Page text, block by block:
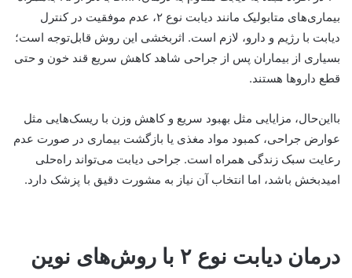
بیماری‌های متابولیک مانند دیابت نوع ۲، عدم موفقیت در کنترل
دیابت با رژیم و دارو، لازم است. اثربخشی این روش قابل‌توجه است؛
بسیاری از بیماران پس از جراحی شاهد کاهش سریع قند خون و حتی
قطع داروها هستند.
بااین‌حال، مزایایی مثل بهبود سریع و کاهش وزن با ریسک‌هایی مثل
عوارض جراحی، کمبود مواد مغذی یا بازگشت بیماری در صورت عدم
رعایت سبک زندگی همراه است. جراحی دیابت می‌تواند راه‌حلی
امیدبخش باشد، اما انتخاب آن نیاز به مشورت دقیق با پزشک دارد.
درمان دیابت نوع ۲ با روش‌های نوین